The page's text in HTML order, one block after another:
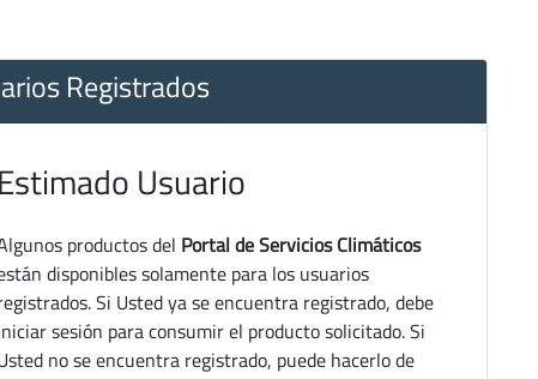
Registrados
Estimado Usuario
productos del Portal de Servicios Climáticos
disponibles solamente para los usuarios
Si Usted ya se encuentra registrado, debe
sesión para consumir el producto solicitado. Si
no se encuentra registrado, puede hacerlo de